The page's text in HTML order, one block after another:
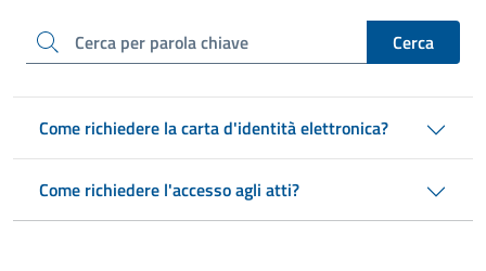
cerca Cerca
Come richiedere la carta d'identità elettronica?
Come richiedere l'accesso agli atti?